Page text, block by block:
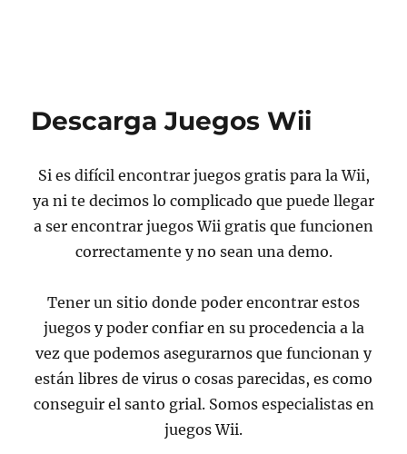
Descarga Juegos Wii
Si es difícil encontrar juegos gratis para la Wii,
ya ni te decimos lo complicado que puede llegar
a ser encontrar juegos Wii gratis que funcionen
correctamente y no sean una demo.
Tener un sitio donde poder encontrar estos
juegos y poder confiar en su procedencia a la
vez que podemos asegurarnos que funcionan y
están libres de virus o cosas parecidas, es como
conseguir el santo grial. Somos especialistas en
juegos Wii.